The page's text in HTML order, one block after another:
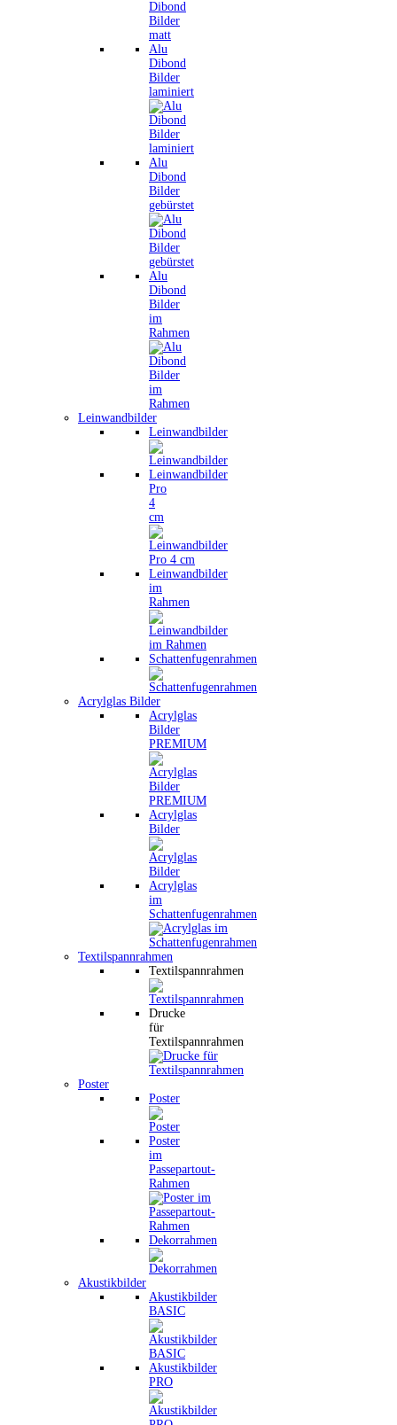
Alu
Dibond
Bilder
laminiert
Alu
Dibond
Bilder
gebürstet
Alu
Dibond
Bilder
im
Rahmen
Leinwandbilder
Leinwandbilder
Leinwandbilder
Pro
4
cm
Leinwandbilder
im
Rahmen
Schattenfugenrahmen
Acrylglas Bilder
Acrylglas
Bilder
PREMIUM
Acrylglas
Bilder
Acrylglas
im
Schattenfugenrahmen
Textilspannrahmen
Textilspannrahmen
Drucke
für
Textilspannrahmen
Poster
Poster
Poster
im
Passepartout-
Rahmen
Dekorrahmen
Akustikbilder
Akustikbilder
BASIC
Akustikbilder
PRO